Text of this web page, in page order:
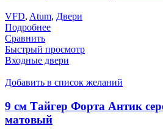
VFD, Atum, Двери
Подробнее
Сравнить
Быстрый просмотр
Входные двери
Добавить в список желаний
9 см Тайгер Форта Антик
матовый